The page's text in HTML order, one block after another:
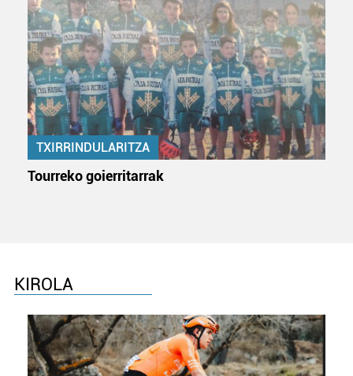
zerbitzuak hobetzeko asmoz, cookie teknologiaz
baliatzen gara. Ohar hau onartuz gero, teknologia hori
erabiltzeko baimen esplizitua ematen diguzu.Gehiago
irakurri
TXIRRINDULARITZA
Tourreko goierritarrak
KIROLA